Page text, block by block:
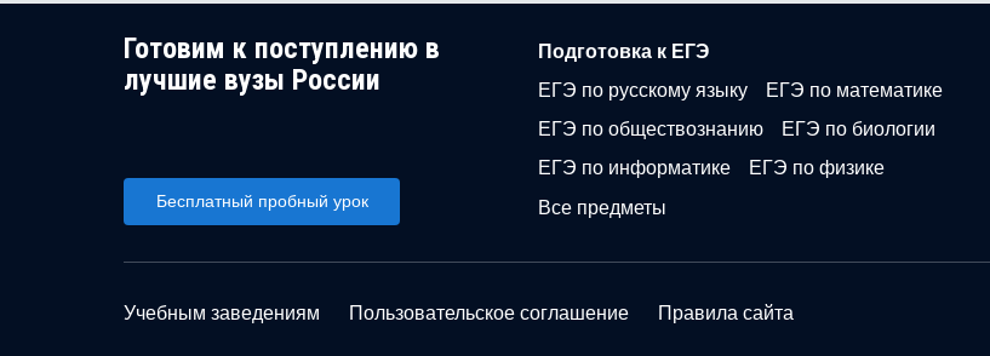
Готовим к поступлению в
лучшие вузы России
Бесплатный пробный урок
Подготовка к ЕГЭ
ЕГЭ по русскому языку
ЕГЭ по математике
ЕГЭ по обществознанию
ЕГЭ по биологии
ЕГЭ по информатике
ЕГЭ по физике
Все предметы
Учебным заведениям Пользовательское соглашение Правила сайта